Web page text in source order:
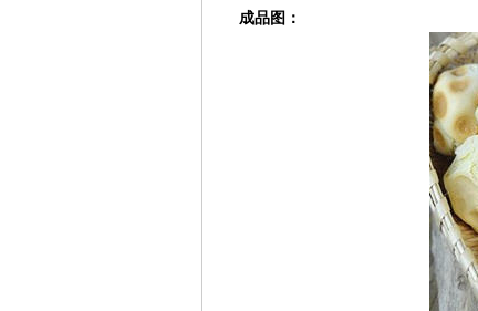
成品图：